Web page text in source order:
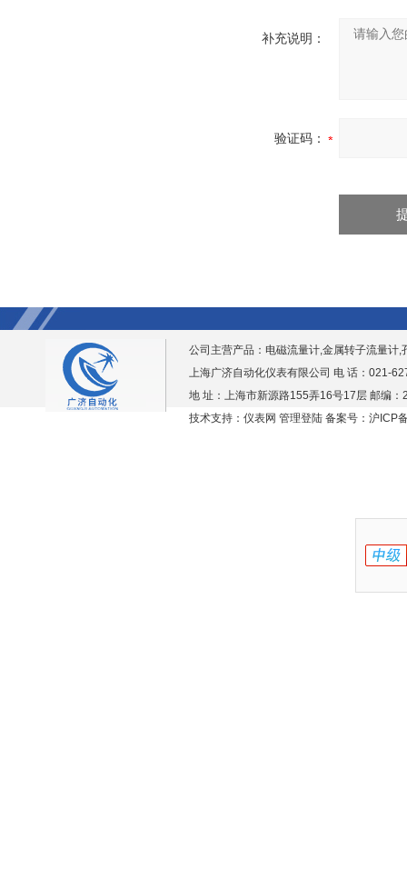
补充说明：
验证码：
公司主营产品： 电磁流量计,金属转子流量计
上海广济自动化仪表有限公司 电 话：021-
地 址：上海市新源路155弄16号17层 邮编：
技术支持：仪表网 管理登陆 备案号：沪ICP